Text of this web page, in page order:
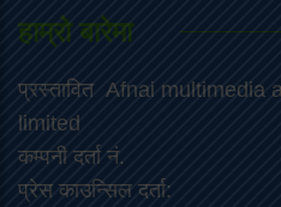
हाम्रो बारेमा
प्रस्तावित Afnai multimedia
limited
कम्पनी दर्ता नं.
प्रेस काउन्सिल दर्ता: